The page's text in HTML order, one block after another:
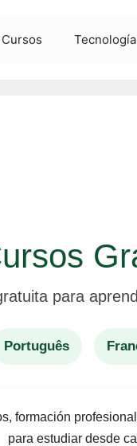
Cursos Tecnología
para
Português
formación
para estudiar desde